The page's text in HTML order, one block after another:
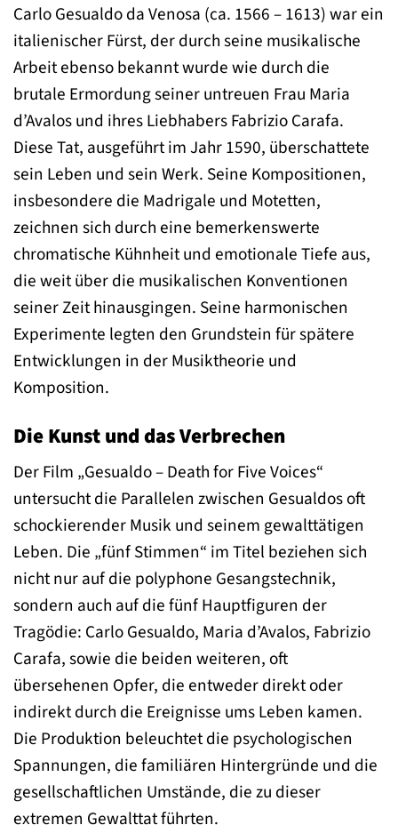
Carlo Gesualdo da Venosa (ca. 1566 – 1613) war ein
italienischer Fürst, der durch seine musikalische
Arbeit ebenso bekannt wurde wie durch die
brutale Ermordung seiner untreuen Frau Maria
d’Avalos und ihres Liebhabers Fabrizio Carafa.
Diese Tat, ausgeführt im Jahr 1590, überschattete
sein Leben und sein Werk. Seine Kompositionen,
insbesondere die Madrigale und Motetten,
zeichnen sich durch eine bemerkenswerte
chromatische Kühnheit und emotionale Tiefe aus,
die weit über die musikalischen Konventionen
seiner Zeit hinausgingen. Seine harmonischen
Experimente legten den Grundstein für spätere
Entwicklungen in der Musiktheorie und
Komposition.
Die Kunst und das Verbrechen
Der Film „Gesualdo – Death for Five Voices“
untersucht die Parallelen zwischen Gesualdos oft
schockierender Musik und seinem gewalttätigen
Leben. Die „fünf Stimmen“ im Titel beziehen sich
nicht nur auf die polyphone Gesangstechnik,
sondern auch auf die fünf Hauptfiguren der
Tragödie: Carlo Gesualdo, Maria d’Avalos, Fabrizio
Carafa, sowie die beiden weiteren, oft
übersehenen Opfer, die entweder direkt oder
indirekt durch die Ereignisse ums Leben kamen.
Die Produktion beleuchtet die psychologischen
Spannungen, die familiären Hintergründe und die
gesellschaftlichen Umstände, die zu dieser
extremen Gewalttat führten.